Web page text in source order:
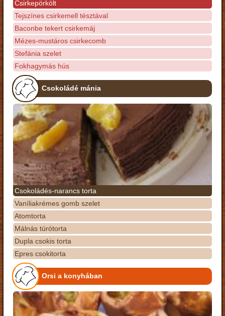
Csirkepörkölt
Tejszínes csirkemell tésztával
Baconbe tekert csirkemáj
Mézes-mustáros csirkecomb
Stefánia szelet
Fokhagymás hús
Csokoládé mánia
Csokoládés-narancs torta
Vaníliakrémes gomb szelet
Atomtorta
Málnás túrótorta
Dupla csokis torta
Epres csokitorta
Orsi a konyhában